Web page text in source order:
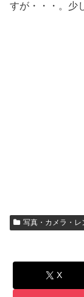
すが・・・。少
写真・カメラ・レ
X